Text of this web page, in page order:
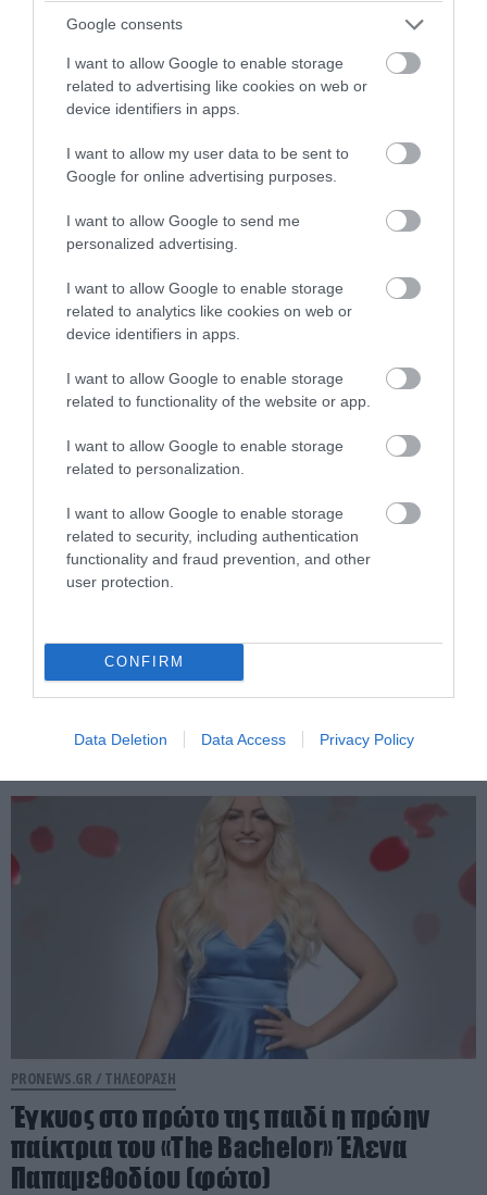
Google consents
I want to allow Google to enable storage
related to advertising like cookies on web or
device identifiers in apps.
I want to allow my user data to be sent to
Google for online advertising purposes.
I want to allow Google to send me
personalized advertising.
I want to allow Google to enable storage
related to analytics like cookies on web or
device identifiers in apps.
I want to allow Google to enable storage
related to functionality of the website or app.
I want to allow Google to enable storage
related to personalization.
I want to allow Google to enable storage
related to security, including authentication
functionality and fraud prevention, and other
user protection.
CONFIRM
Data Deletion Data Access Privacy Policy
PRONEWS.GR /ΤΗΛΕΟΡΑΣΗ
Οι εκπομπές που άλλαξαν όνομα λίγο
πριν την πρεμιέρα τους και έγιναν
γνωστές με άλλο τίτλο
07.08.2026 | 12:31
Από το «Bachelor» στο bodybuilding: Η
νέα ζωή της Αθηνάς New York τέσσερα
PRONEWS.GR / ΤΗΛΕΟΡΑΣΗ
Έγκυος στο πρώτο της παιδί η πρώην
παίκτρια του «The Bachelor» Έλενα
Παπαμεθοδίου (φώτο)